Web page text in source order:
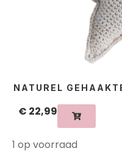
NATUREL
€ 22,99
1 op voorraad